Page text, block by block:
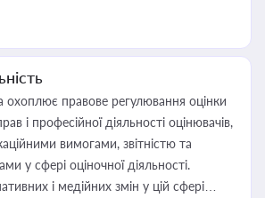
охоплює правове регулювання оцінки
і професійної діяльності оцінювачів,
вимогами, звітністю та
у сфері оціночної діяльності.
і медійних змін у цій сфері